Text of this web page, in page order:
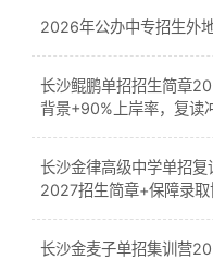
2026年公办中专招生外
长沙鲲鹏单招招生简章
背景+90%上岸率，复读
长沙金律高级中学单招复
2027招生简章+保障录
长沙金麦子单招集训营